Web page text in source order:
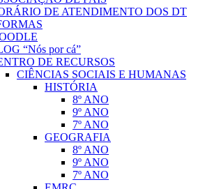
DE ATENDIMENTO DOS DT
“Nós por cá”
DE RECURSOS
CIÊNCIAS SOCIAIS E HUMANAS
HISTÓRIA
8º ANO
9º ANO
7º ANO
GEOGRAFIA
8º ANO
9º ANO
7º ANO